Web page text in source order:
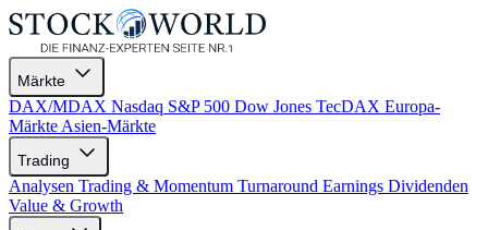
Märkte
DAX/MDAX Nasdaq S&P 500 Dow Jones TecDAX Europa-
Märkte Asien-Märkte
Trading
Analysen Trading & Momentum Turnaround Earnings Dividenden
Value & Growth